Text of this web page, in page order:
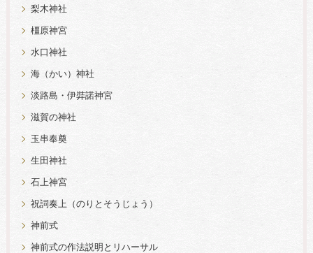
梨木神社
橿原神宮
水口神社
海（かい）神社
淡路島・伊弉諾神宮
滋賀の神社
玉串奉奠
生田神社
石上神宮
祝詞奏上（のりとそうじょう）
神前式
神前式の作法説明とリハーサル